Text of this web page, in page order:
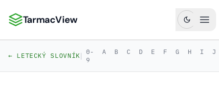
TarmacView: Precízna letecká analytika
TarmacView
← LETECKÝ SLOVNÍK| 0-
9
A B C D E F G H I J